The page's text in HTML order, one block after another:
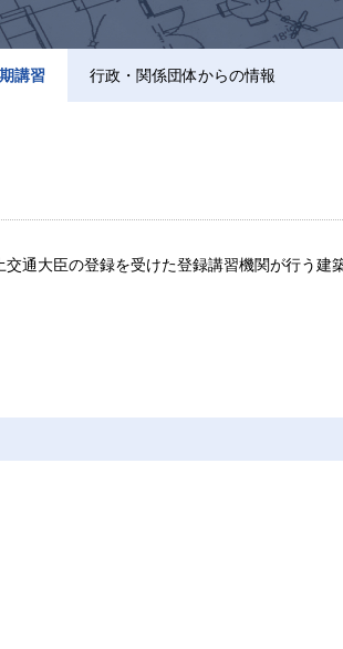
講習 行政・関係団体からの情報
通大臣の登録を受けた登録講習機関が行う建